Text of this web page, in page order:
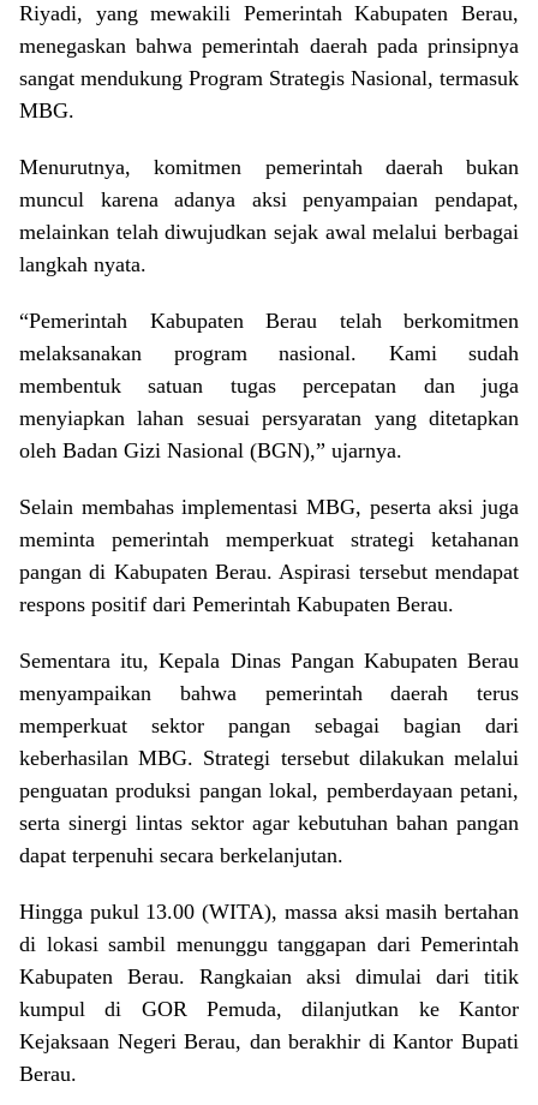
Riyadi, yang mewakili Pemerintah Kabupaten Berau,
menegaskan bahwa pemerintah daerah pada prinsipnya
sangat mendukung Program Strategis Nasional, termasuk
MBG.
Menurutnya, komitmen pemerintah daerah bukan
muncul karena adanya aksi penyampaian pendapat,
melainkan telah diwujudkan sejak awal melalui berbagai
langkah nyata.
“Pemerintah Kabupaten Berau telah berkomitmen
melaksanakan program nasional. Kami sudah
membentuk satuan tugas percepatan dan juga
menyiapkan lahan sesuai persyaratan yang ditetapkan
oleh Badan Gizi Nasional (BGN),” ujarnya.
Selain membahas implementasi MBG, peserta aksi juga
meminta pemerintah memperkuat strategi ketahanan
pangan di Kabupaten Berau. Aspirasi tersebut mendapat
respons positif dari Pemerintah Kabupaten Berau.
Sementara itu, Kepala Dinas Pangan Kabupaten Berau
menyampaikan bahwa pemerintah daerah terus
memperkuat sektor pangan sebagai bagian dari
keberhasilan MBG. Strategi tersebut dilakukan melalui
penguatan produksi pangan lokal, pemberdayaan petani,
serta sinergi lintas sektor agar kebutuhan bahan pangan
dapat terpenuhi secara berkelanjutan.
Hingga pukul 13.00 (WITA), massa aksi masih bertahan
di lokasi sambil menunggu tanggapan dari Pemerintah
Kabupaten Berau. Rangkaian aksi dimulai dari titik
kumpul di GOR Pemuda, dilanjutkan ke Kantor
Kejaksaan Negeri Berau, dan berakhir di Kantor Bupati
Berau.